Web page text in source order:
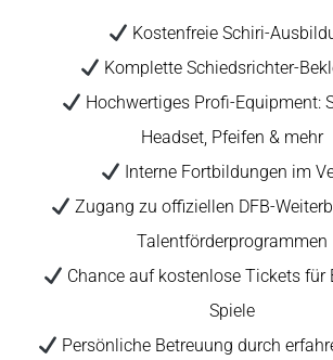
Kostenfreie Schiri-
Komplette Schiedsrichter-
Hochwertiges Profi-Equipment:
Headset, Pfeifen & mehr
Interne Fortbildungen im
Zugang zu offiziellen DFB-
Talentförderprogrammen
Chance auf kostenlose Tickets für
Spiele
Persönliche Betreuung durch